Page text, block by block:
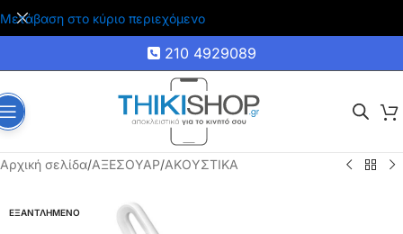
Μετάβαση στο κύριο περιεχόμενο
🚚 Δωρεάν μεταφορικά για αγορές άνω των 35€
210 4929089
Αρχική σελίδα/ΑΞΕΣΟΥΑΡ/ΑΚΟΥΣΤΙΚΑ
ΕΞΑΝΤΛΗΜΕΝΟ